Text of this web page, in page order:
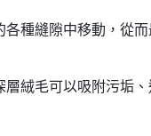
種縫隙中移動，從
絨毛可以吸附污垢